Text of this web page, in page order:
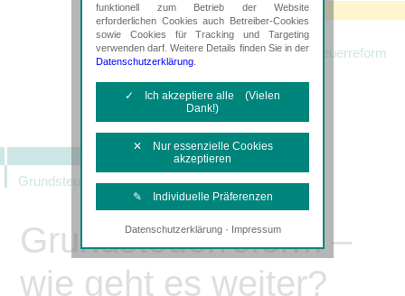
Startseite Leistungen Grundsteuerreform
Grundsteuerreform
Grundsteuerreform –
wie geht es weiter?
funktionell zum Betrieb der Website
erforderlichen Cookies auch Betreiber-Cookies
sowie Cookies für Tracking und Targeting
verwenden darf. Weitere Details finden Sie in der
Datenschutzerklärung
✓ Ich akzeptiere alle (Vielen
Dank!)
✕ Nur essenzielle Cookies
akzeptieren
✎ Individuelle Präferenzen
Notwendige Cookies
Diese Cookies sind erforderlich, um die
zu sichern.
Datenschutzerklärung· Impressum